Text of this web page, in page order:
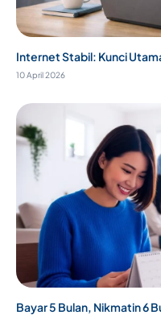
Internet Stabil: Kunci
10 April 2026
Bayar 5 Bulan, Nikmatin 6